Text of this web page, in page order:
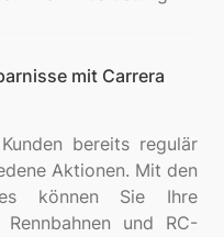
mit Carrera
bereits regulär
Aktionen. Mit den
können Sie Ihre
und RC-